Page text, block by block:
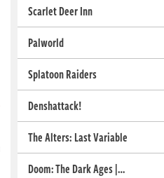
Scarlet Deer Inn
Palworld
Splatoon Raiders
Denshattack!
The Alters: Last Variable
Doom: The Dark Ages |…